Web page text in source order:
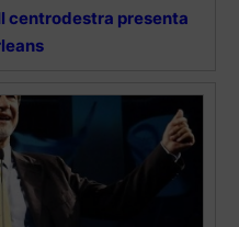
centrodestra presenta